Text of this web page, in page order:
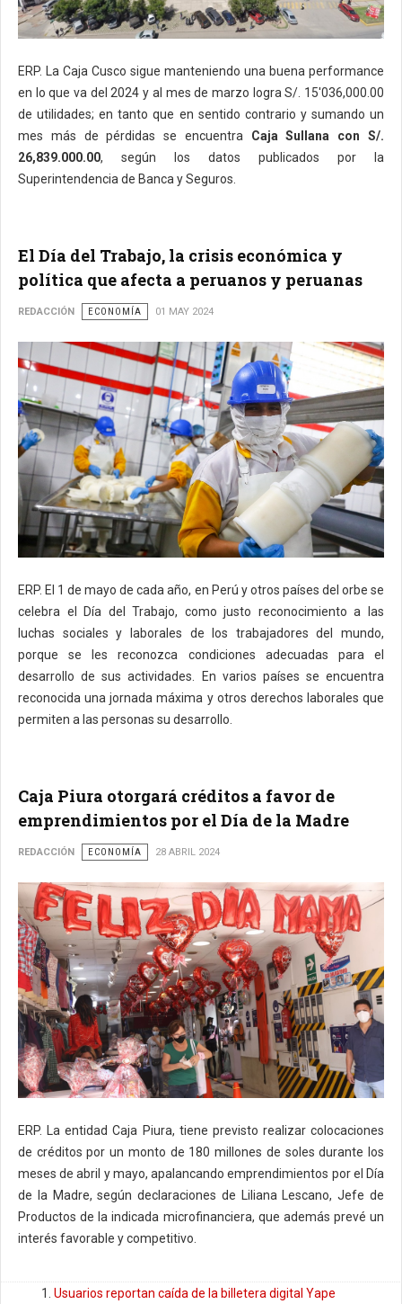
ERP. La Caja Cusco sigue manteniendo una buena performance
en lo que va del 2024 y al mes de marzo logra S/. 15'036,000.00
de utilidades; en tanto que en sentido contrario y sumando un
mes más de pérdidas se encuentra Caja Sullana con S/.
26,839.000.00, según los datos publicados por la
Superintendencia de Banca y Seguros.
El Día del Trabajo, la crisis económica y
política que afecta a peruanos y peruanas
REDACCIÓN ECONOMÍA 01 MAY 2024
ERP. El 1 de mayo de cada año, en Perú y otros países del orbe se
celebra el Día del Trabajo, como justo reconocimiento a las
luchas sociales y laborales de los trabajadores del mundo,
porque se les reconozca condiciones adecuadas para el
desarrollo de sus actividades. En varios países se encuentra
reconocida una jornada máxima y otros derechos laborales que
permiten a las personas su desarrollo.
Caja Piura otorgará créditos a favor de
emprendimientos por el Día de la Madre
REDACCIÓN ECONOMÍA 28 ABRIL 2024
ERP. La entidad Caja Piura, tiene previsto realizar colocaciones
de créditos por un monto de 180 millones de soles durante los
meses de abril y mayo, apalancando emprendimientos por el Día
de la Madre, según declaraciones de Liliana Lescano, Jefe de
Productos de la indicada microfinanciera, que además prevé un
interés favorable y competitivo.
Usuarios reportan caída de la billetera digital Yape